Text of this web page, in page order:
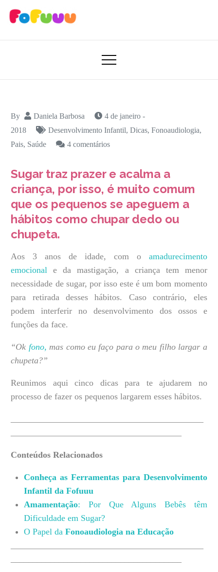
Fofuuu 🧠🚀
Aprender Brincando
By Daniela Barbosa
4 de janeiro -
2018
Desenvolvimento Infantil,Dicas,Fonoaudiologia,
Pais, Saúde 4 comentários
Dicas
Para
Filho
a
Chupeta
Sugar traz prazer e acalma a
criança, por isso, é muito comum
que os pequenos se apeguem a
hábitos como chupar dedo ou
chupeta.
Aos 3 anos de idade, com o amadurecimento
emocional e da mastigação, a criança tem menor
necessidade de sugar, por isso este é um bom momento
para retirada desses hábitos. Caso contrário, eles
podem interferir no desenvolvimento dos ossos e
funções da face.
“Ok fono, mas como eu faço para o meu filho largar a
chupeta?”
Reunimos aqui cinco dicas para te ajudarem no
processo de fazer os pequenos largarem esses hábitos.
Conteúdos Relacionados
Conheça as Ferramentas para Desenvolvimento
Infantil da Fofuuu
Amamentação: Por Que Alguns Bebês têm
Dificuldade em Sugar?
O Papel daFonoaudiologia na Educação